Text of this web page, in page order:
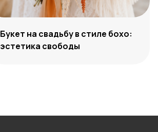
Букет на свадьбу в стиле бохо:
эстетика свободы